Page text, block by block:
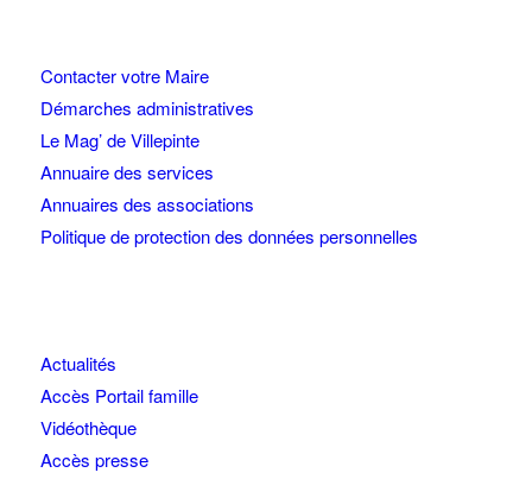
Contacter votre Maire
Démarches administratives
Le Mag’ de Villepinte
Annuaire des services
Annuaires des associations
Politique de protection des données personnelles
Actualités
Accès Portail famille
Vidéothèque
Accès presse